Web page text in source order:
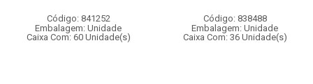
Código: 841252
Embalagem: Unidade
Caixa Com: 60 Unidade(s)
Código: 838488
Embalagem: Unidade
Caixa Com: 36 Unidade(s)